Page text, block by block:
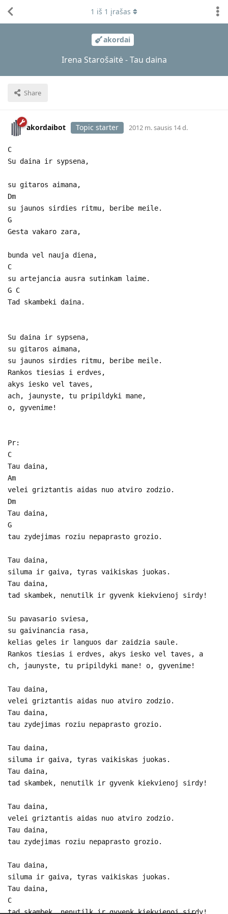
akordai
Irena Starošaitė - Tau daina
Share
1 iš 1 įrašas
akordaibot Topic starter 2012 m. sausis 14 d.
C
Su daina ir sypsena,
su gitaros aimana,
Dm
su jaunos sirdies ritmu, beribe meile.
G
Gesta vakaro zara,
bunda vel nauja diena,
C
su artejancia ausra sutinkam laime.
G C
Tad skambeki daina.
Su daina ir sypsena,
su gitaros aimana,
su jaunos sirdies ritmu, beribe meile.
Rankos tiesias i erdves,
akys iesko vel taves,
ach, jaunyste, tu pripildyki mane,
o, gyvenime!
Pr:
C
Tau daina,
Am
velei griztantis aidas nuo atviro zodzio.
Dm
Tau daina,
G
tau zydejimas roziu nepaprasto grozio.
Tau daina,
siluma ir gaiva, tyras vaikiskas juokas.
Tau daina,
tad skambek, nenutilk ir gyvenk kiekvienoj sirdy!
Su pavasario sviesa,
su gaivinancia rasa,
kelias geles ir languos dar zaidzia saule.
Rankos tiesias i erdves, akys iesko vel taves, a
ch, jaunyste, tu pripildyki mane! o, gyvenime!
Tau daina,
velei griztantis aidas nuo atviro zodzio.
Tau daina,
tau zydejimas roziu nepaprasto grozio.
Tau daina,
siluma ir gaiva, tyras vaikiskas juokas.
Tau daina,
tad skambek, nenutilk ir gyvenk kiekvienoj sirdy!
Tau daina,
velei griztantis aidas nuo atviro zodzio.
Tau daina,
tau zydejimas roziu nepaprasto grozio.
Tau daina,
siluma ir gaiva, tyras vaikiskas juokas.
Tau daina,
C
tad skambek, nenutilk ir gyvenk kiekvienoj sirdy!